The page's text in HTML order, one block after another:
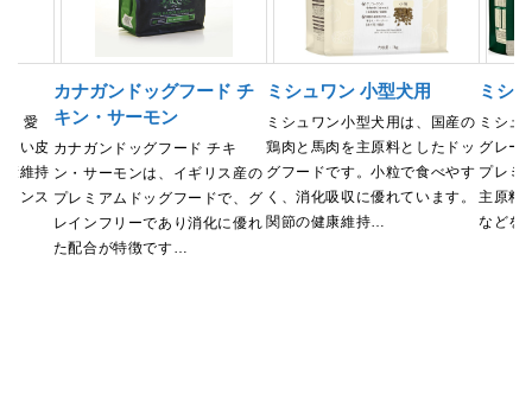
、愛
い皮
康維持
ンス
カナガンドッグフード チ
キン・サーモン
カナガンドッグフード チキ
ン・サーモンは、イギリス産の
プレミアムドッグフードで、グ
レインフリーであり消化に優れ
た配合が特徴です…
ミシュワン 小型犬用
ミシュワン小型犬用は、国産の
鶏肉と馬肉を主原料としたドッ
グフードです。小粒で食べやす
く、消化吸収に優れています。
関節の健康維持…
ミシ
ミシュ
グレー
プレミ
主原料
などを